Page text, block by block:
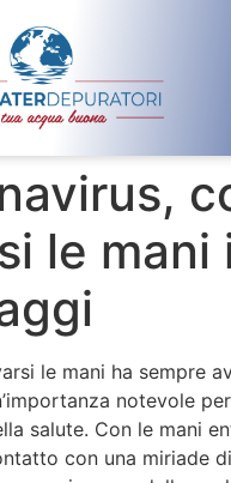
le mani
le mani ha sempre
notevole
salute. Con le mani
con una miriade